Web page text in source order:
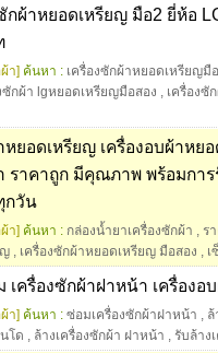
กผ้าหยอดเหรียญ มือ2 ยี่ห้อ
า] ค้นหา : เครื่องซักผ้าหยอดเหรียญมื
ซักผ้า lgหยอดเหรียญมือสอง , เครื่องซั
หยอดเหรียญ เครื่องอบผ้าหย
ราคาถูก มีคุณภาพ พร้อมกา
กวัน
า] ค้นหา : กล่องน้ำยาเครื่องซักผ้า , ร
, เครื่องซักผ้าหยอดเหรียญ มือสอง ,
เครื่องซักผ้าฝาหน้า เครื่องอ
า] ค้นหา : ซ่อมเครื่องซักผ้าฝาหน้า , ล้
โด , ล้างเครื่องซักผ้า ฝาหน้า , รับล้าง